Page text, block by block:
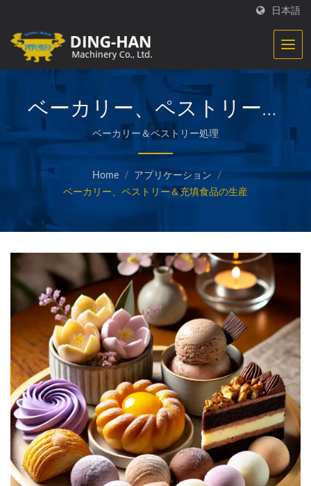
日本語
ベーカリー、ペストリーお
よび充填食品の生産
ベーカリー＆ペストリー処理
Home / アプリケーション
/
ベーカリー、ペストリー＆充填食品の生産